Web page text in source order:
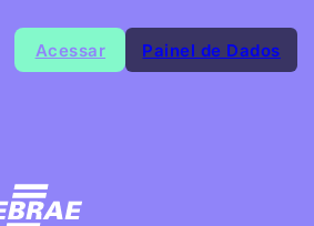
Acessar Painel de Dados